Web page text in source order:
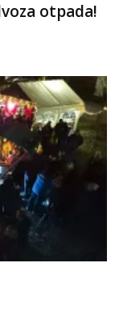
otpada!